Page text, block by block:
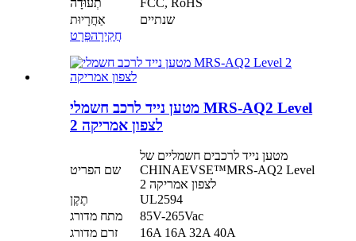
אַחֲרָיוּת
שנתיים
חֲקִירָהפְּרָט
מטען נייד לרכב חשמלי MRS-AQ2 Level
2 לצפון אמריקה
שם הפריט
מטען נייד לרכבים חשמליים של
CHINAEVSE™️MRS-AQ2 Level
2 לצפון אמריקה
תֶקֶן
UL2594
מתח מדורג
85V-265Vac
זרם מדורג
16A 16A 32A 40A